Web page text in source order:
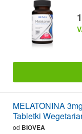
MELATONINA
Tabletki
od BIOVEA